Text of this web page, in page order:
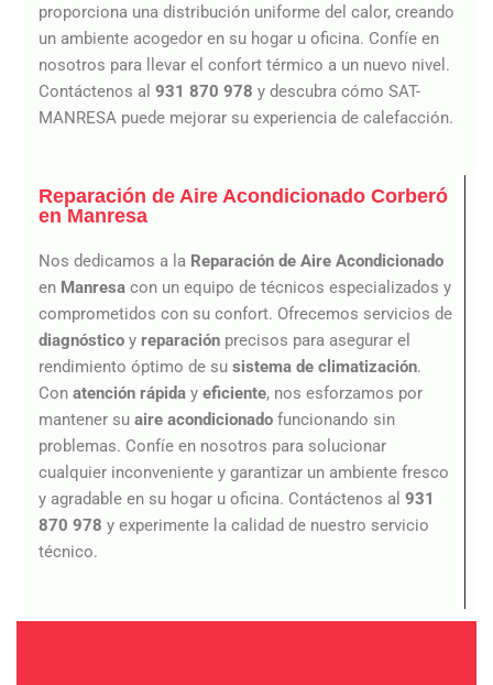
proporciona una distribución uniforme del calor, creando
un ambiente acogedor en su hogar u oficina. Confíe en
nosotros para llevar el confort térmico a un nuevo nivel.
Contáctenos al 931 870 978 y descubra cómo SAT-
MANRESA puede mejorar su experiencia de calefacción.
Reparación de Aire Acondicionado Corberó
en Manresa
Nos dedicamos a la Reparación de Aire Acondicionado
en Manresa con un equipo de técnicos especializados y
comprometidos con su confort. Ofrecemos servicios de
diagnóstico y reparación precisos para asegurar el
rendimiento óptimo de su sistema de climatización.
Con atención rápida y eficiente, nos esforzamos por
mantener su aire acondicionado funcionando sin
problemas. Confíe en nosotros para solucionar
cualquier inconveniente y garantizar un ambiente fresco
y agradable en su hogar u oficina. Contáctenos al 931
870 978 y experimente la calidad de nuestro servicio
técnico.